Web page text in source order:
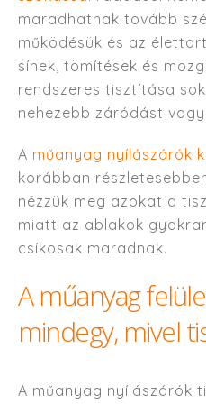
maradhatnak tovább
működésük és az
sínek, tömítések és
rendszeres tisztítása
nehezebb záródást
A műanyag nyílászárók
korábban
nézzük meg azokat a
miatt az ablakok
csíkosak maradnak.
A műanyag
mindegy, mivel
A műanyag nyílászárók